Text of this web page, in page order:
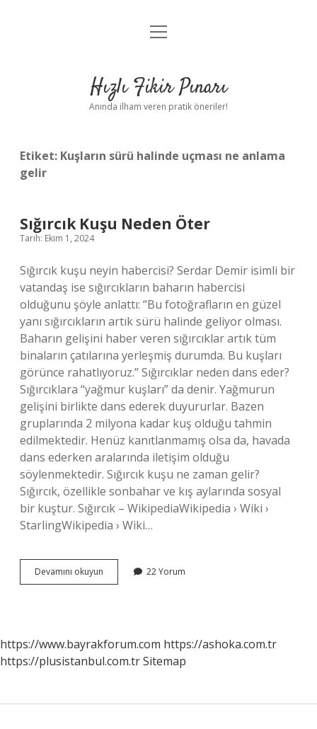
Anasayfa
Yasal Uyarı
menüyü
Hızlı Fikir Pınarı
Anında ilham veren pratik öneriler!
Etiket: Kuşların sürü halinde uçması ne anlama
gelir
Sığırcık Kuşu Neden Öter
Tarih: Ekim 1, 2024
Sığırcık kuşu neyin habercisi? Serdar Demir isimli bir
vatandaş ise sığırcıkların baharın habercisi
olduğunu şöyle anlattı: “Bu fotoğrafların en güzel
yanı sığırcıkların artık sürü halinde geliyor olması.
Baharın gelişini haber veren sığırcıklar artık tüm
binaların çatılarına yerleşmiş durumda. Bu kuşları
görünce rahatlıyoruz.” Sığırcıklar neden dans eder?
Sığırcıklara “yağmur kuşları” da denir. Yağmurun
gelişini birlikte dans ederek duyururlar. Bazen
gruplarında 2 milyona kadar kuş olduğu tahmin
edilmektedir. Henüz kanıtlanmamış olsa da, havada
dans ederken aralarında iletişim olduğu
söylenmektedir. Sığırcık kuşu ne zaman gelir?
Sığırcık, özellikle sonbahar ve kış aylarında sosyal
bir kuştur. Sığırcık – WikipediaWikipedia › Wiki ›
StarlingWikipedia › Wiki…
Devamını okuyun
Kuşu
22 Yorum
https://www.bayrakforum.com https://ashoka.com.tr
https://plusistanbul.com.trSitemap